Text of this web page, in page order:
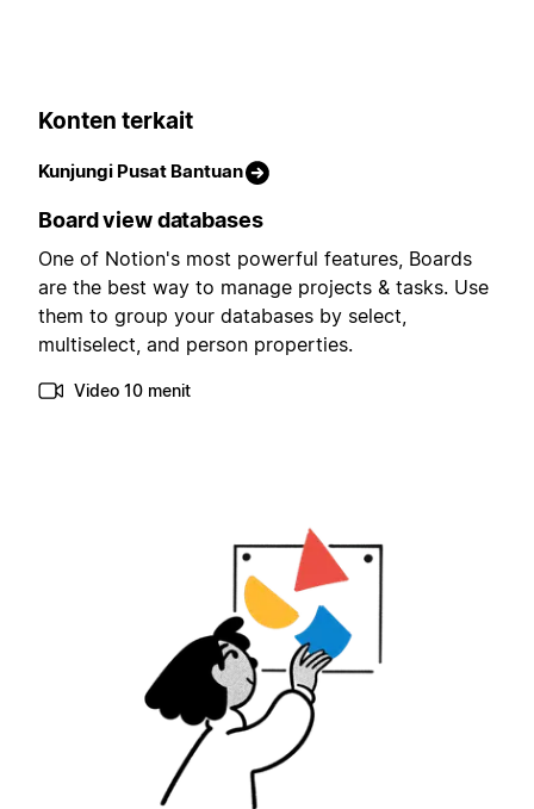
Konten terkait
Kunjungi Pusat Bantuan
Board view databases
One of Notion's most powerful features, Boards
are the best way to manage projects & tasks. Use
them to group your databases by select,
multiselect, and person properties.
Video 10 menit